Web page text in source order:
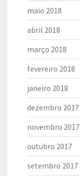
maio 2018
abril 2018
março 2018
fevereiro 2018
janeiro 2018
dezembro 2017
novembro 2017
outubro 2017
setembro 2017